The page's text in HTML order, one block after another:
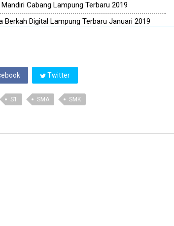
Cabang Lampung Terbaru 2019
Berkah Digital Lampung Terbaru Januari 2019
Twitter
S1 SMA SMK